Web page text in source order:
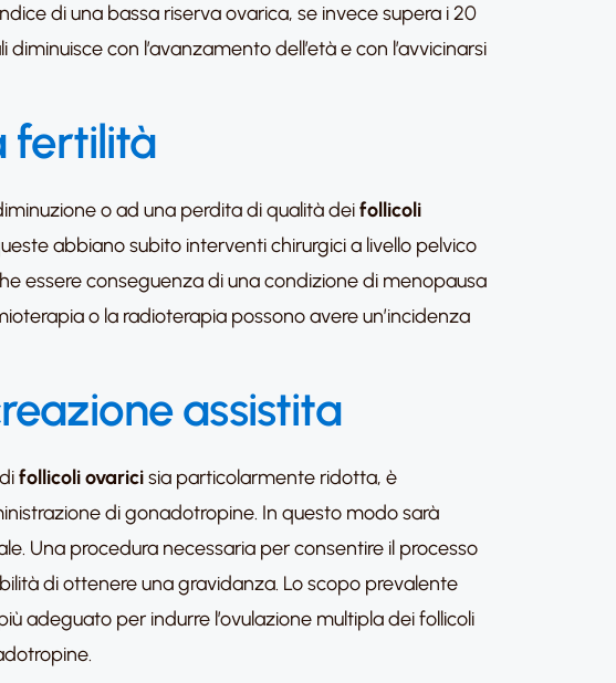
di una bassa riserva ovarica, se invece supera i 20
con l’avanzamento dell’età e con l’avvicinarsi
fertilità
o ad una perdita di qualità deifollicoli
abbiano subito interventi chirurgici a livello pelvico
essere conseguenza di una condizione di menopausa
o la radioterapia possono avere un’incidenza
assistita
follicoli ovaricisia particolarmente ridotta, è
di gonadotropine. In questo modo sarà
Una procedura necessaria per consentire il processo
di ottenere una gravidanza. Lo scopo prevalente
adeguato per indurre l’ovulazione multipla dei follicoli